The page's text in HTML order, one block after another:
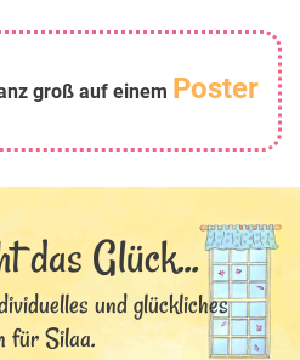
groß auf einem Poster
das Glück...
und glückliches
für Silaa.